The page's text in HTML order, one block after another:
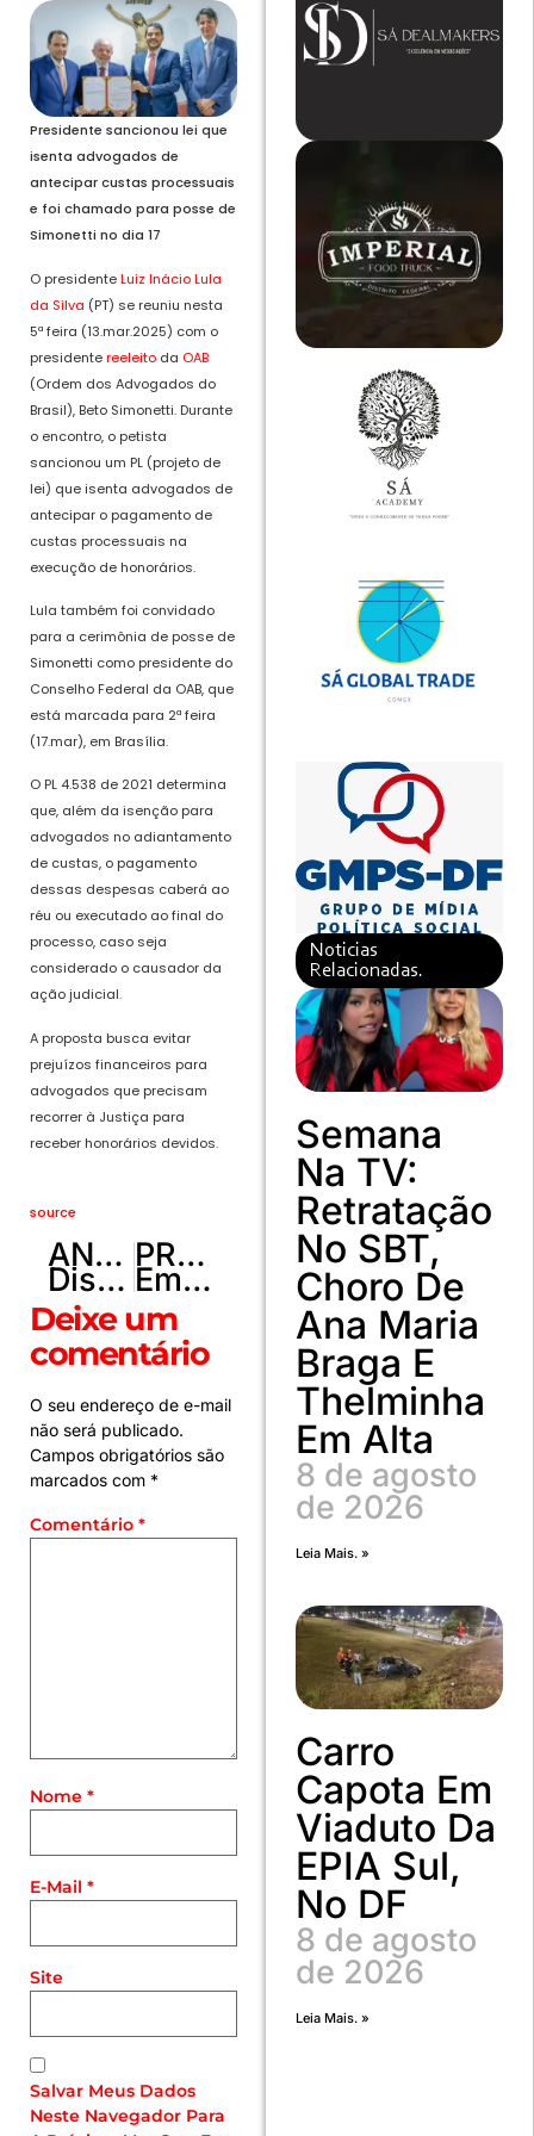
Presidente sancionou lei que
isenta advogados de
antecipar custas processuais
e foi chamado para posse de
Simonetti no dia 17
O presidenteLuiz Inácio Lula
da Silva (PT) se reuniu nesta
5ª feira (13.mar.2025) com o
presidentereeleito da OAB
(Ordem dos Advogados do
Brasil), Beto Simonetti. Durante
o encontro, o petista
sancionou um PL (projeto de
lei) que isenta advogados de
antecipar o pagamento de
custas processuais na
execução de honorários.
Lula também foi convidado
para a cerimônia de posse de
Simonetti como presidente do
Conselho Federal da OAB, que
está marcada para 2ª feira
(17.mar), em Brasília.
O PL 4.538 de 2021 determina
que, além da isenção para
advogados no adiantamento
de custas, o pagamento
dessas despesas caberá ao
réu ou executado ao final do
processo, caso seja
considerado o causador da
ação judicial.
A proposta busca evitar
prejuízos financeiros para
advogados que precisam
recorrer à Justiça para
receber honorários devidos.
source
ANTERIOR
Distrito Federal declara estado de emergência ambiental para combater incêndios florestais
PRÓXIMO
Emoção marca entrega de óculos a 157 idosos em Planaltina
Deixe um
comentário
O seu endereço de e-mail
não será publicado.
Campos obrigatórios são
marcados com *
Comentário *
Nome *
E-Mail *
Site
Salvar Meus Dados
Neste Navegador Para
Noticias
Relacionadas.
Semana
Na TV:
Retratação
No SBT,
Choro De
Ana Maria
Braga E
Thelminha
Em Alta
8 de agosto
de 2026
Leia Mais. »
Carro
Capota Em
Viaduto Da
EPIA Sul,
No DF
8 de agosto
de 2026
Leia Mais. »